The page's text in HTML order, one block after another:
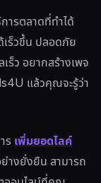
ารตลาดที่ทำได้
ร็วขึ้น ปลอดภัย
ร็ว อยากสร้างเพจ
แล้วคุณจะรู้ว่า
รเพิ่มยอดไลค์
างยั่งยืน สามารถ